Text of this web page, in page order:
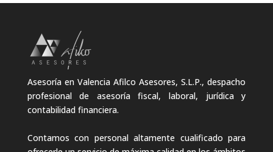
Asesoría en Valencia Afilco Asesores, S.L.P., despacho
profesional de asesoría fiscal, laboral, jurídica y
contabilidad financiera.
Contamos con personal altamente cualificado para